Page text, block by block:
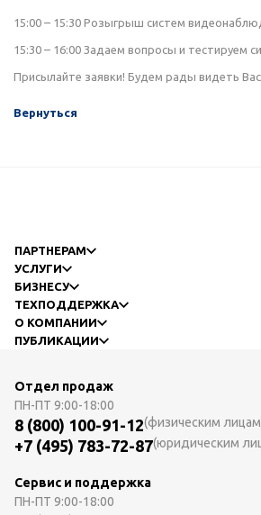
15:00 – 15:30 Розыгрыш систем
15:30 – 16:00 Задаем вопросы и тестируем
Присылайте заявки! Будем рады видеть
Вернуться
ПАРТНЕРАМ
УСЛУГИ
БИЗНЕСУ
ТЕХПОДДЕРЖКА
О КОМПАНИИ
ПУБЛИКАЦИИ
Отдел продаж
ПН-ПТ 9:00-18:00
8 (800) 100-91-12(физическим
+7 (495) 783-72-87(юридическим
Сервис и поддержка
ПН-ПТ 9:00-18:00